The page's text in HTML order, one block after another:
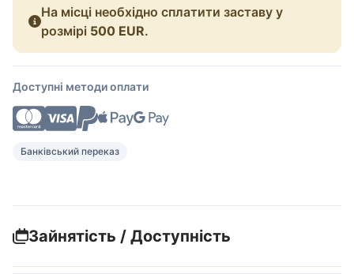
На місці необхідно сплатити заставу у
розмірі 500 EUR.
Доступні методи оплати
Банківський переказ
Зайнятість / Доступність